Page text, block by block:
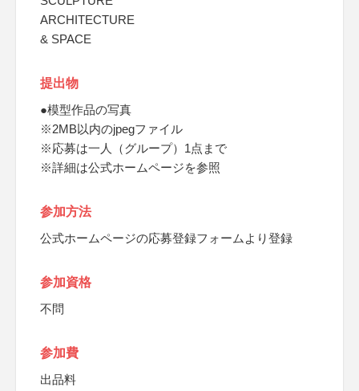
ARCHITECTURE
& SPACE
提出物
●模型作品の写真
※2MB以内のjpegファイル
※応募は一人（グループ）1点まで
※詳細は公式ホームページを参照
参加方法
公式ホームページの応募登録フォームより登録
参加資格
不問
参加費
出品料